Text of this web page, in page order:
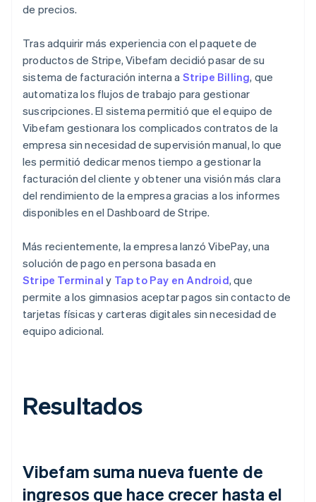
de precios.
Tras adquirir más experiencia con el paquete de
productos de Stripe, Vibefam decidió pasar de su
sistema de facturación interna a Stripe Billing, que
automatiza los flujos de trabajo para gestionar
suscripciones. El sistema permitió que el equipo de
Vibefam gestionara los complicados contratos de la
empresa sin necesidad de supervisión manual, lo que
les permitió dedicar menos tiempo a gestionar la
facturación del cliente y obtener una visión más clara
del rendimiento de la empresa gracias a los informes
disponibles en el Dashboard de Stripe.
Más recientemente, la empresa lanzó VibePay, una
solución de pago en persona basada en
Stripe Terminal y Tap to Pay en Android, que
permite a los gimnasios aceptar pagos sin contacto de
tarjetas físicas y carteras digitales sin necesidad de
equipo adicional.
Resultados
Vibefam suma nueva fuente de
ingresos que hace crecer hasta el